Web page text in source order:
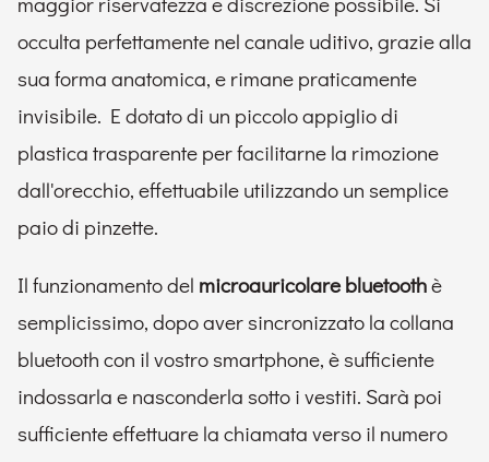
occulta perfettamente nel canale uditivo, grazie alla
sua forma anatomica, e rimane praticamente
invisibile. E dotato di un piccolo appiglio di
plastica trasparente per facilitarne la rimozione
dall'orecchio, effettuabile utilizzando un semplice
paio di pinzette.
Il funzionamento del microauricolare bluetoothè
semplicissimo, dopo aver sincronizzato la collana
bluetooth con il vostro smartphone, è sufficiente
indossarla e nasconderla sotto i vestiti. Sarà poi
sufficiente effettuare la chiamata verso il numero